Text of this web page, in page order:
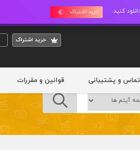
خرید اشتراک
خريد اشتراک
تماس و پشتیبانی قوانین و مقررات